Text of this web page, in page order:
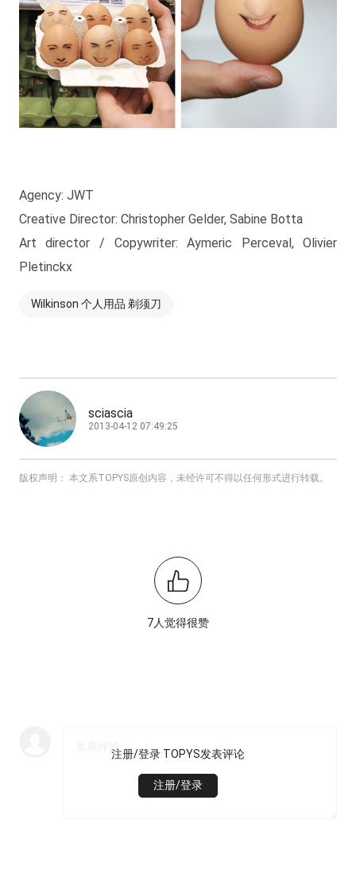
Agency: JWT
Creative Director: Christopher Gelder, Sabine Botta
Art director / Copywriter: Aymeric Perceval, Olivier
Pletinckx
Wilkinson 个人用品 剃须刀
sciascia
2013-04-12 07:49:25
版权声明： 本文系TOPYS原创内容，未经许可不得以任何形式进行转载。
7人觉得很赞
注册/登录 TOPYS发表评论
注册/登录